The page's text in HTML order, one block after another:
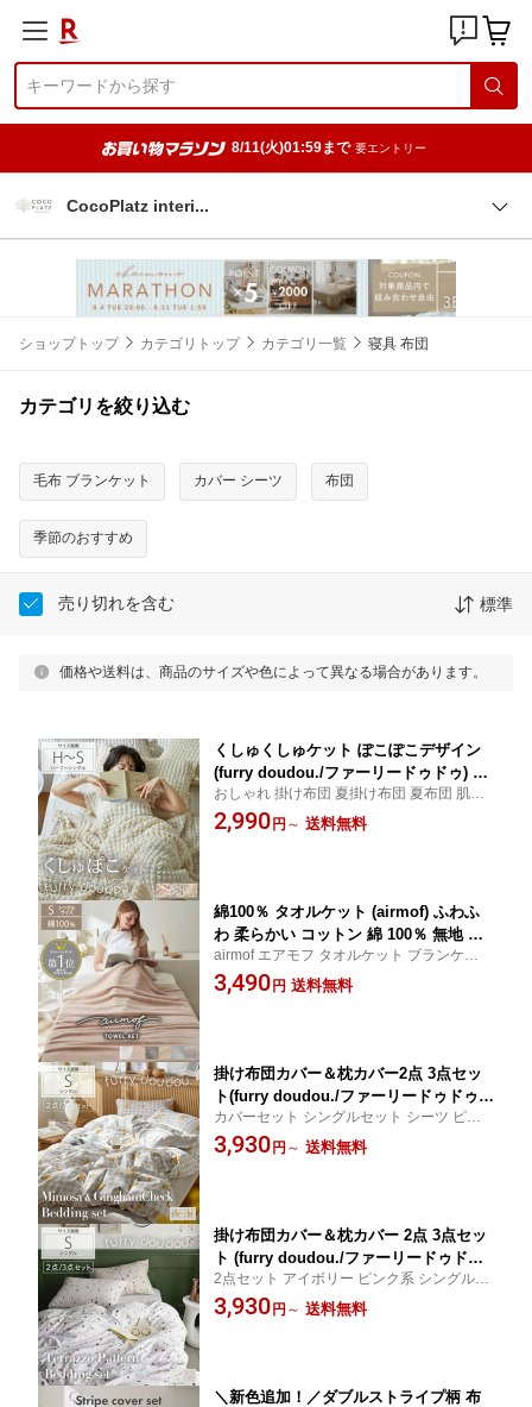
8/11(火)01:59まで 要エントリー
CocoPlatz interi
ショップトップ カテゴリトップ カテゴリ一覧 寝具 布団
カテゴリを絞り込む
毛布 ブランケット カバー シーツ 布団
季節のおすすめ
売り切れを含む 標準
価格や送料は、商品のサイズや色によって異なる場合があります。
くしゅくしゅケット ぽこぽこデザイン
(furry doudou./ファーリードゥドゥ) ポ
ップコーン生地 とろける マシュマロ タ
オルケット ガーゼケット 夏用 のびのび
おしゃれ 掛け布団 夏掛け布団 夏布団 肌掛
け布団 肌布団 ホワイト グレー系 ピンク系
可愛い 洗える ブランケット ケットココプ
2,990 円 ～ 送料無料
綿100％ タオルケット (airmof) ふわふ
わ 柔らかい コットン 綿 100％ 無地 お
しゃれ プチギフト 中厚手 ふんわり か
わいい ニュアンス シングル 140×190 ホ
airmof エアモフ タオルケット ブランケット
ふんわり ふわふわ 吸水 速乾 軽い コットン
くすみカラー オールシーズン ココプラッツ
3,490 円 送料無料
掛け布団カバー＆枕カバー2点 3点セッ
ト(furry doudou./ファーリードゥドゥ)
ギンガムチェック柄×ミモザ 掛けカバー
枕カバー カバーセット ミモザ かわいい
カバーセット シングルセット シーツ ピロ
ーケース 枕 掛けカバー 新生活 一人暮らし
こだわり 快適 おすすめ 人気 ココプラッツ
3,930 円 ～ 送料無料
掛け布団カバー＆枕カバー 2点 3点セッ
ト (furry doudou./ファーリードゥドゥ)
テラゾー柄 掛けカバー 枕カバー カバー
セット テラゾー かわいい 大人かわいい
2点セット アイボリー ピンク系 シングルセ
ット 模様替え 一人暮らし 新生活 TERAZZO
おすすめ 人気 こだわり ココプラッツイン
3,930 円 ～ 送料無料
＼新色追加！／ダブルストライプ柄 布